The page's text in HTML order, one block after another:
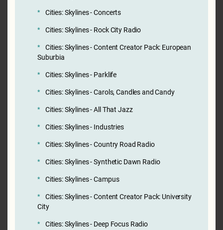
Cities: Skylines - Concerts
Cities: Skylines - Rock City Radio
Cities: Skylines - Content Creator Pack: European
Suburbia
Cities: Skylines - Parklife
Cities: Skylines - Carols, Candles and Candy
Cities: Skylines - All That Jazz
Cities: Skylines - Industries
Cities: Skylines - Country Road Radio
Cities: Skylines - Synthetic Dawn Radio
Cities: Skylines - Campus
Cities: Skylines - Content Creator Pack: University
City
Cities: Skylines - Deep Focus Radio